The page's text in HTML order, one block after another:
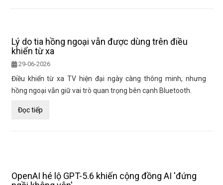
Lý do tia hồng ngoại vẫn được dùng trên điều
khiển từ xa
29-06-2026
Điều khiển từ xa TV hiện đại ngày càng thông minh, nhưng
hồng ngoại vẫn giữ vai trò quan trọng bên cạnh Bluetooth.
Đọc tiếp
OpenAI hé lộ GPT-5.6 khiến cộng đồng AI 'đứng